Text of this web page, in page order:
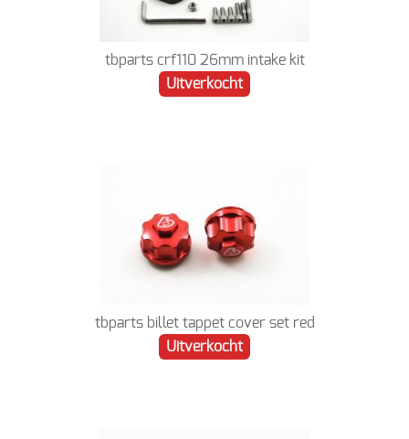
tbparts crf110 26mm intake kit
Uitverkocht
tbparts billet tappet cover set red
Uitverkocht